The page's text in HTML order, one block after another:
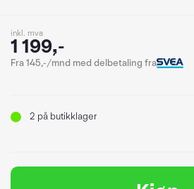
inkl. mva
1 199,-
Fra 145,-/mnd med delbetaling fra
2 på butikklager